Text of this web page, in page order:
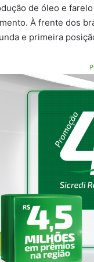
de óleo e
À frente dos
e primeira